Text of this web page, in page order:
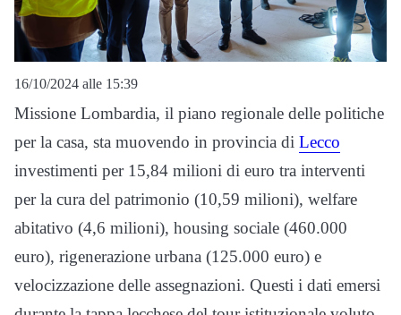
16/10/2024 alle 15:39
Missione Lombardia, il piano regionale delle politiche
per la casa, sta muovendo in provincia di Lecco
investimenti per 15,84 milioni di euro tra interventi
per la cura del patrimonio (10,59 milioni), welfare
abitativo (4,6 milioni), housing sociale (460.000
euro), rigenerazione urbana (125.000 euro) e
velocizzazione delle assegnazioni. Questi i dati emersi